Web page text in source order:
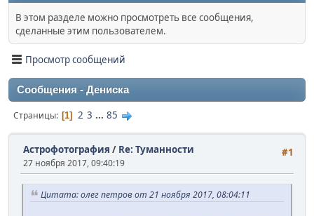
В этом разделе можно просмотреть все сообщения,
сделанные этим пользователем.
Просмотр сообщений
Сообщения - Дениска
Страницы 1 2 3 ... 85
#1
Астрофотография / Re: Туманности
27 ноября 2017, 09:40:19
Цитата: олег петров от 21 ноября 2017, 08:04:11